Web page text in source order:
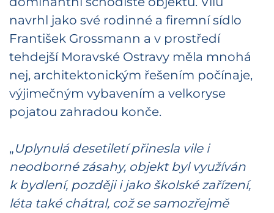
navrhl jako své rodinné a firemní sídlo
František Grossmann a v prostředí
tehdejší Moravské Ostravy měla mnohá
nej, architektonickým řešením počínaje,
výjimečným vybavením a velkoryse
pojatou zahradou konče.
„Uplynulá desetiletí přinesla vile i
neodborné zásahy, objekt byl využíván
k bydlení, později i jako školské zařízení,
léta také chátral, což se samozřejmě